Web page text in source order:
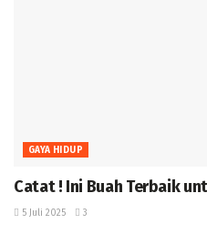
GAYA HIDUP
Catat ! Ini Buah Terbaik
5 Juli 2025 3